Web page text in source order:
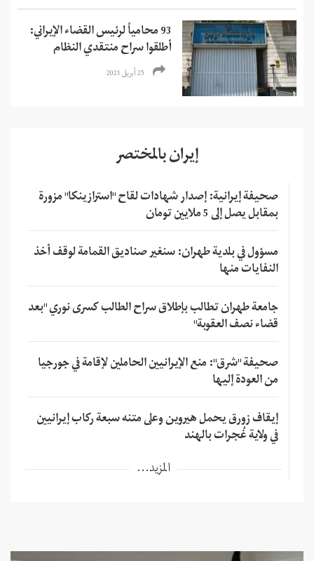
93 محامياً لرئيس القضاء الإيراني:
أطلقوا سراح منتقدي النظام
25 أبريل 2021
إيران بالمختصر
صحيفة إيرانية: إصدار شهادات لقاح "استرازينكا" مزورة
بمقابل يصل إلى 5 ملايين تومان
مسؤول في بلدية طهران: سنغير صناديق القمامة لوقف أخذ
النفايات منها
جامعة طهران تطالب بإطلاق سراح الطالب كسرى نوري "بعد
قضاء نصف العقوبة"
صحيفة "شرق": منع الإيرانيين الحاملين لإقامة في جورجيا
من العودة إليها
إيقاف زورق يحمل هيروين وعلى متنه سبعة ركاب إيرانيين
في ولاية غُجرات بالهند
المزيد...